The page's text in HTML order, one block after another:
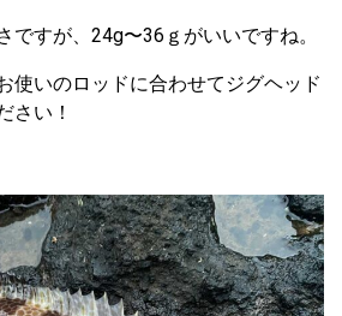
ですが、24g〜36ｇがいいですね。
使いのロッドに合わせてジグヘッド
さい！